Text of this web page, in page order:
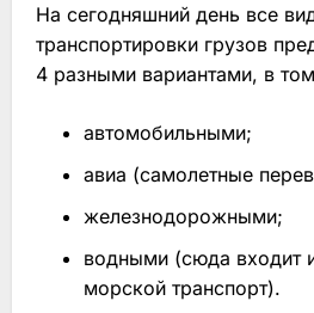
На сегодняшний день все
транспортировки грузов
4 разными вариантами, в
автомобильными;
авиа (самолетные
железнодорожными;
водными (сюда входит
морской транспорт).